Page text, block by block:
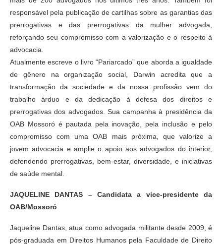
responsável pela publicação de cartilhas sobre as garantias das
prerrogativas e das prerrogativas da mulher advogada,
reforçando seu compromisso com a valorização e o respeito à
advocacia.
Atualmente escreve o livro “Pariarcado” que aborda a igualdade
de gênero na organização social, Darwin acredita que a
transformação da sociedade e da nossa profissão vem do
trabalho árduo e da dedicação à defesa dos direitos e
prerrogativas dos advogados. Sua campanha à presidência da
OAB Mossoró é pautada pela inovação, pela inclusão e pelo
compromisso com uma OAB mais próxima, que valorize a
jovem advocacia e amplie o apoio aos advogados do interior,
defendendo prerrogativas, bem-estar, diversidade, e iniciativas
de saúde mental.
JAQUELINE DANTAS – Candidata a vice-presidente da
OAB/Mossoró
Jaqueline Dantas, atua como advogada militante desde 2009, é
pós-graduada em Direitos Humanos pela Faculdade de Direito